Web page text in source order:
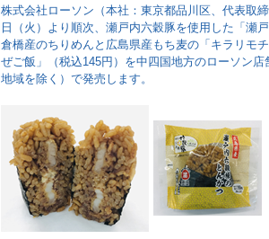
株式会社ローソン（本社：東京都品川区、代表取
日（火）より順次、瀬戸内六穀豚を使用した「瀬
倉橋産のちりめんと広島県産もち麦の「キラリモ
ぜご飯」（税込145円）を中四国地方のローソン
地域を除く）で発売します。